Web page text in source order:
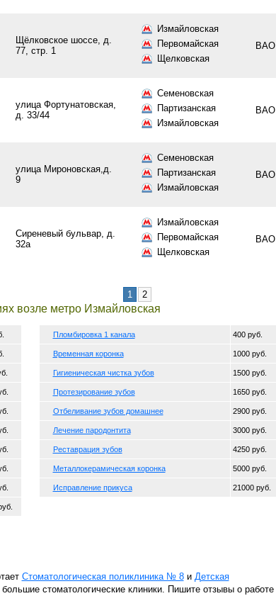
Щёлковское шоссе, д.
77, стр. 1
Измайловская
Первомайская
Щелковская
ВАО
улица Фортунатовская,
д. 33/44
Семеновская
Партизанская
Измайловская
ВАО
улица Мироновская,д.
9
Семеновская
Партизанская
Измайловская
ВАО
Сиреневый бульвар, д.
32а
Измайловская
Первомайская
Щелковская
ВАО
1 2
возле метро Измайловская
Пломбировка 1 канала 400 руб.
Временная коронка 1000 руб.
Гигиеническая чистка зубов 1500 руб.
Протезирование зубов 1650 руб.
Отбеливание зубов домашнее 2900 руб.
Лечение пародонтита 3000 руб.
Реставрация зубов 4250 руб.
Металлокерамическая коронка 5000 руб.
Исправление прикуса 21000 руб.
Стоматологическая поликлиника № 8и Детская
стоматологические клиники. Пишите отзывы о работе